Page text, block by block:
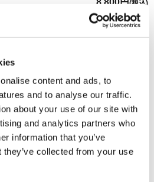
content and ads, to
and to analyse our traffic.
about your use of our site with
and analytics partners who
information that you’ve
collected from your use
8,800円(税込)
在庫：× |440ポイント
フーディ / ミディアムグレー